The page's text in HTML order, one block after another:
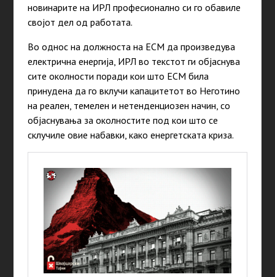
новинарите на ИРЛ професионално си го обавиле
својот дел од работата.
Во однос на должноста на ЕСМ да произведува
електрична енергија, ИРЛ во текстот ги објаснува
сите околности поради кои што ЕСМ била
принудена да го вклучи капацитетот во Неготино
на реален, темелен и нетенденциозен начин, со
објаснувања за околностите под кои што се
склучиле овие набавки, како енергетската криза.